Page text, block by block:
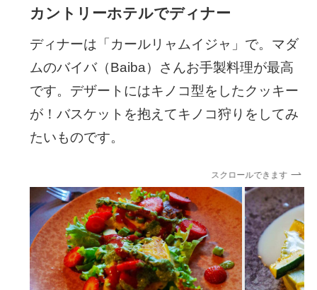
カントリーホテルでディナー
ディナーは「カールリャムイジャ」で。マダ
ムのバイバ（Baiba）さんお手製料理が最高
です。デザートにはキノコ型をしたクッキー
が！バスケットを抱えてキノコ狩りをしてみ
たいものです。
スクロールできます